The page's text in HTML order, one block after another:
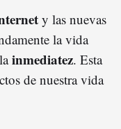
y las nuevas
la vida
inmediatez. Esta
de nuestra vida